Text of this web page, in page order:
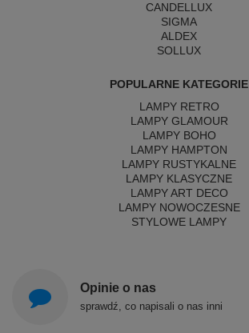
CANDELLUX
SIGMA
ALDEX
SOLLUX
POPULARNE KATEGORIE
LAMPY RETRO
LAMPY GLAMOUR
LAMPY BOHO
LAMPY HAMPTON
LAMPY RUSTYKALNE
LAMPY KLASYCZNE
LAMPY ART DECO
LAMPY NOWOCZESNE
STYLOWE LAMPY
Opinie o nas
sprawdź, co napisali o nas inni